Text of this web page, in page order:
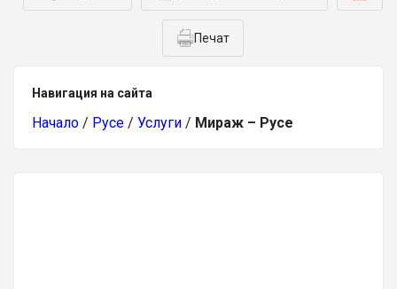
Печат
Навигация на сайта
Начало / Русе / Услуги / Мираж – Русе